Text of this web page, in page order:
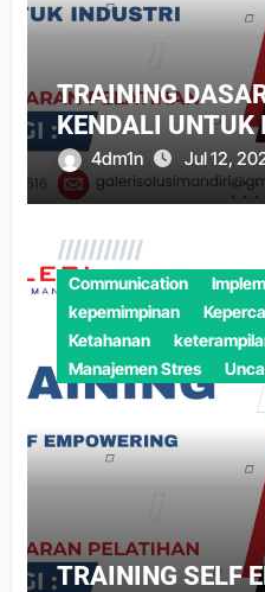
TRAINING
KENDALI UNTUK
4dm1n Jul 12,
Communication
kepemimpinan
Ketahanan
Manajemen Stres
TRAINING SELF